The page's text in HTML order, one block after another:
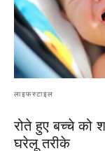
लाइफस्टाइल
रोते हुए बच्चे
घरेलू तरीके